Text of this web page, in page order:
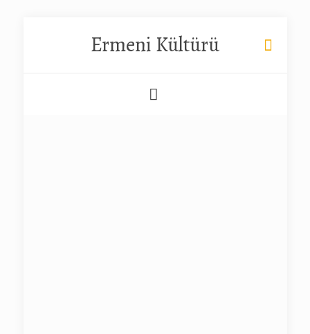
Ermeni Kültürü